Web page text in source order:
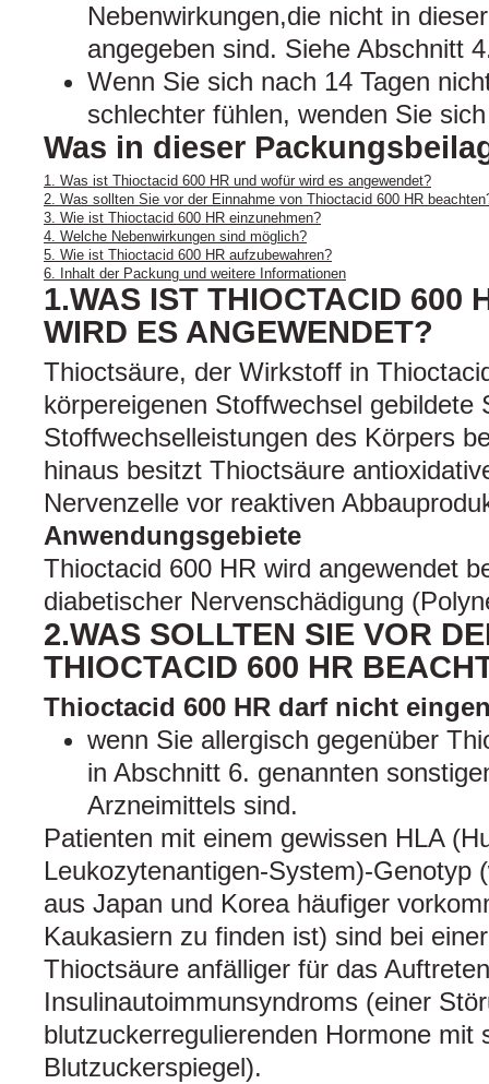
Nebenwirkungen,die nicht in
angegeben sind. Siehe Abschnitt
Wenn Sie sich nach 14 Tagen
schlechter fühlen, wenden Sie
Was in dieser
1. Was ist Thioctacid 600 HR und wofür wird es angewendet?
2. Was sollten Sie vor der Einnahme von Thioctacid 600 HR
3. Wie ist Thioctacid 600 HR einzunehmen?
4. Welche Nebenwirkungen sind möglich?
5. Wie ist Thioctacid 600 HR aufzubewahren?
6. Inhalt der Packung und weitere Informationen
1.WAS IST THIOCTACID 600
WIRD ES ANGEWENDET?
Thioctsäure, der Wirkstoff in
körpereigenen Stoffwechsel gebildete
Stoffwechselleistungen des Körpers
hinaus besitzt Thioctsäure
Nervenzelle vor reaktiven
Anwendungsgebiete
Thioctacid 600 HR wird angewendet
diabetischer Nervenschädigung
2.WAS SOLLTEN SIE VOR
THIOCTACID 600 HR
Thioctacid 600 HR darf nicht
wenn Sie allergisch gegenüber
in Abschnitt 6. genannten
Arzneimittels sind.
Patienten mit einem gewissen HLA
Leukozytenantigen-System)-Genotyp
aus Japan und Korea häufiger
Kaukasiern zu finden ist) sind bei
Thioctsäure anfälliger für das
Insulinautoimmunsyndroms (einer
blutzuckerregulierenden Hormone mit
Blutzuckerspiegel).